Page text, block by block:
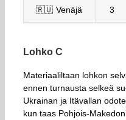
🇷🇺 Venäjä 3
Lohko C
Materiaaliltaan lohkon
ennen turnausta selkeä
Ukrainan ja Itävallan
kun taas Pohjois-